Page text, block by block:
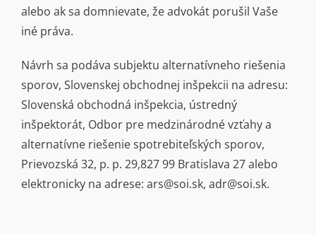
alebo ak sa domnievate, že advokát porušil Vaše
iné práva.
Návrh sa podáva subjektu alternatívneho riešenia
sporov, Slovenskej obchodnej inšpekcii na adresu:
Slovenská obchodná inšpekcia, ústredný
inšpektorát, Odbor pre medzinárodné vzťahy a
alternatívne riešenie spotrebiteľských sporov,
Prievozská 32, p. p. 29,827 99 Bratislava 27 alebo
elektronicky na adrese: ars@soi.sk, adr@soi.sk.